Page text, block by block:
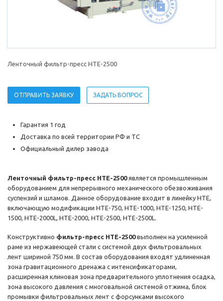
Ленточный фильтр-пресс HTE-2500
ОТПРАВИТЬ ЗАЯВКУ ЗАДАТЬ ВОПРОС
Гарантия 1 год
Доставка по всей территории РФ и ТС
Официальный дилер завода
Ленточный фильтр-пресс HTE-2500является промышленным
оборудованием для непрерывного механического обезвоживания
суспензий и шламов. Данное оборудование входит в линейку HTE,
включающую модификации HTE-750, HTE-1000, HTE-1250, HTE-
1500, HTE-2000L, HTE-2000, HTE-2500, HTE-2500L.
Конструктивно фильтр-пресс HTE-2500выполнен на усиленной
раме из нержавеющей стали с системой двух фильтровальных
лент шириной 750 мм. В состав оборудования входят удлиненная
зона гравитационного дренажа с интенсификаторами,
расширенная клиновая зона предварительного уплотнения осадка,
зона высокого давления с многовальной системой отжима, блок
промывки фильтровальных лент с форсунками высокого